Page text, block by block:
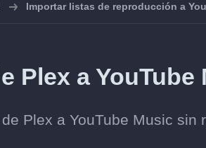
Importar listas de reproducción a
Plex a YouTube
Plex a YouTube Music sin